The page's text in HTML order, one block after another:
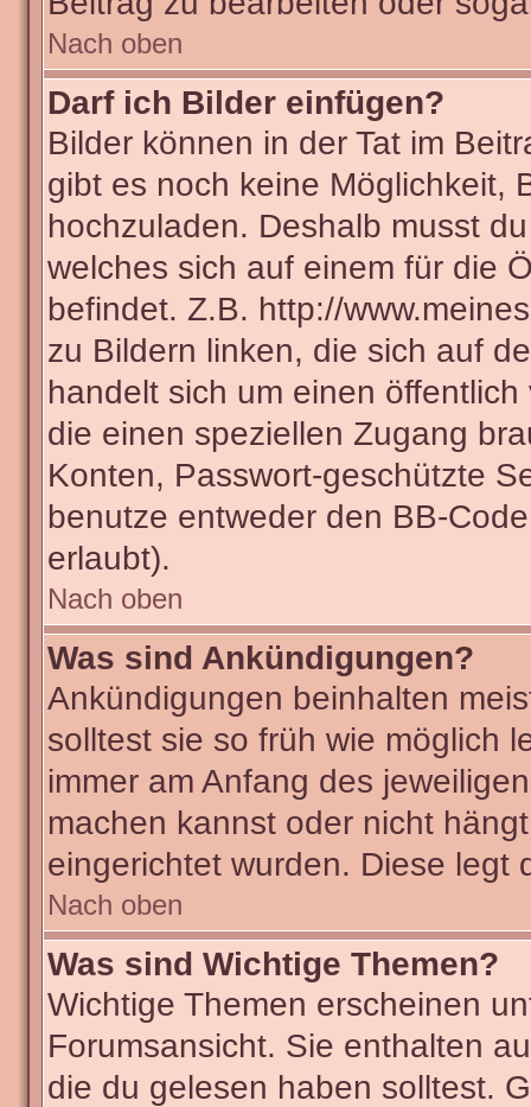
Nach oben
Darf ich Bilder einfügen?
Bilder können in der Tat im
gibt es noch keine Möglichkeit,
hochzuladen. Deshalb musst
welches sich auf einem für die
befindet. Z.B. http://
zu Bildern linken, die sich auf
handelt sich um einen
die einen speziellen Zugang
Konten, Passwort-geschützte
benutze entweder den BB-
erlaubt).
Nach oben
Was sind Ankündigungen?
Ankündigungen beinhalten
solltest sie so früh wie möglich
immer am Anfang des
machen kannst oder nicht
eingerichtet wurden. Diese legt
Nach oben
Was sind Wichtige Themen?
Wichtige Themen erscheinen
Forumsansicht. Sie enthalten
die du gelesen haben solltest.